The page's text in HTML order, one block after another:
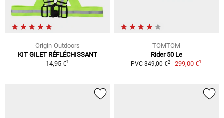
Origin-Outdoors
KIT GILET RÉFLÉCHISSANT
14,95 €1
TOMTOM
Rider 50 Le
PVC 349,00 €2 299,00 €1